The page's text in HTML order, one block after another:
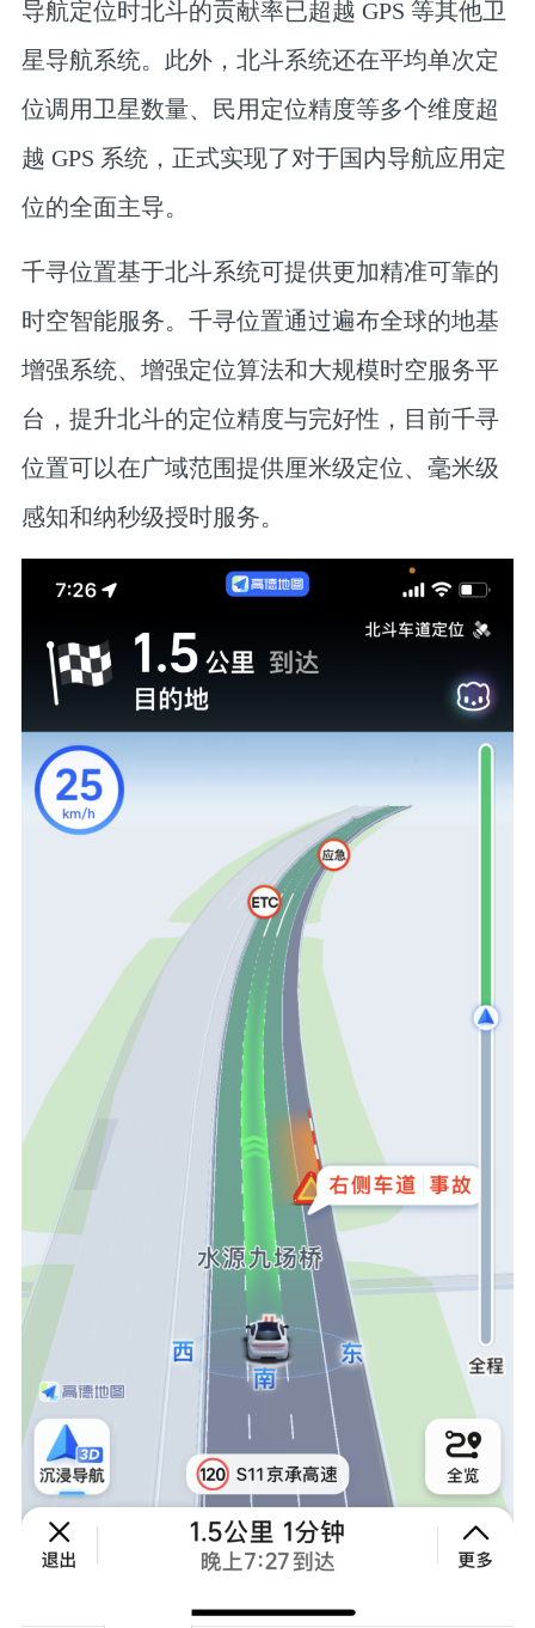
导航定位时北斗的贡献率已超越 GPS 等其他卫
星导航系统。此外，北斗系统还在平均单次定
位调用卫星数量、民用定位精度等多个维度超
越 GPS 系统，正式实现了对于国内导航应用定
位的全面主导。
千寻位置基于北斗系统可提供更加精准可靠的
时空智能服务。千寻位置通过遍布全球的地基
增强系统、增强定位算法和大规模时空服务平
台，提升北斗的定位精度与完好性，目前千寻
位置可以在广域范围提供厘米级定位、毫米级
感知和纳秒级授时服务。